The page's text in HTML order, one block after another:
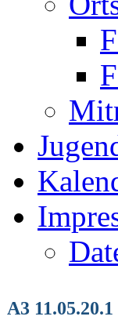
A3 11.05.20.1